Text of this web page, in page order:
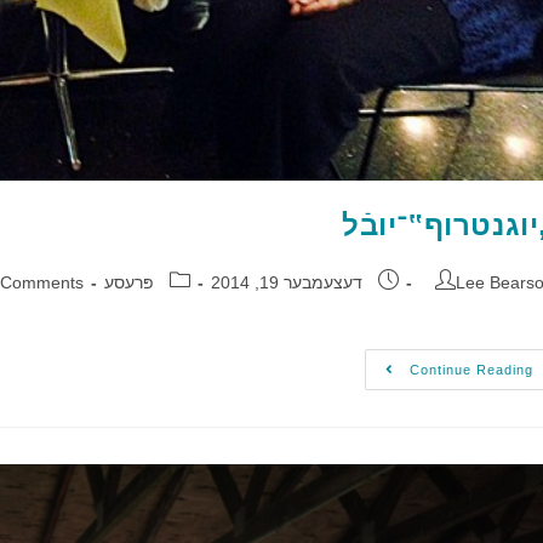
Lee דעצעמבער 19, 2014 פּרעסע
Continue Reading